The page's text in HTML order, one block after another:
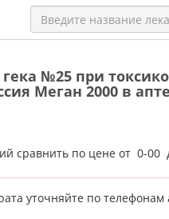
№25 при
Меган 2000 в
сравнить по цене от 0-00
уточняйте по телефонам